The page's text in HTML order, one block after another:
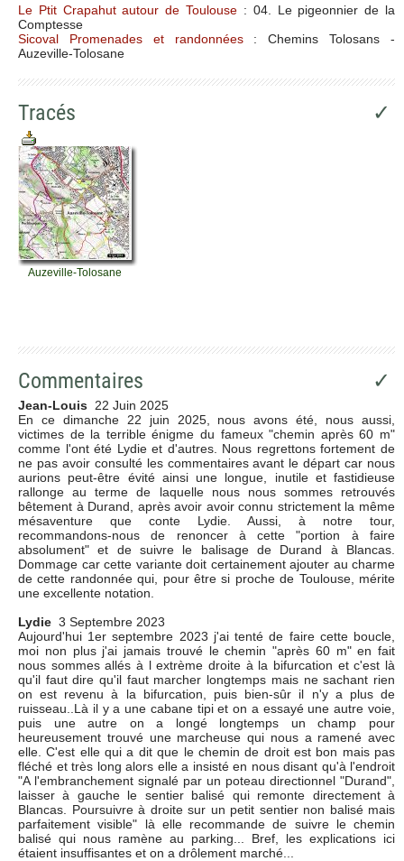
Le Ptit Crapahut autour de Toulouse : 04. Le pigeonnier de la
Comptesse
Sicoval Promenades et randonnées: Chemins Tolosans -
Auzeville-Tolosane
Tracés ✓
Auzeville-Tolosane
Commentaires ✓
Jean-Louis 22 Juin 2025
En ce dimanche 22 juin 2025, nous avons été, nous aussi,
victimes de la terrible énigme du fameux "chemin après 60 m"
comme l'ont été Lydie et d'autres. Nous regrettons fortement de
ne pas avoir consulté les commentaires avant le départ car nous
aurions peut-être évité ainsi une longue, inutile et fastidieuse
rallonge au terme de laquelle nous nous sommes retrouvés
bêtement à Durand, après avoir avoir connu strictement la même
mésaventure que conte Lydie. Aussi, à notre tour,
recommandons-nous de renoncer à cette "portion à faire
absolument" et de suivre le balisage de Durand à Blancas.
Dommage car cette variante doit certainement ajouter au charme
de cette randonnée qui, pour être si proche de Toulouse, mérite
une excellente notation.
Lydie 3 Septembre 2023
Aujourd'hui 1er septembre 2023 j'ai tenté de faire cette boucle,
moi non plus j'ai jamais trouvé le chemin "après 60 m" en fait
nous sommes allés à l extrème droite à la bifurcation et c'est là
qu'il faut dire qu'il faut marcher longtemps mais ne sachant rien
on est revenu à la bifurcation, puis bien-sûr il n'y a plus de
ruisseau..Là il y a une cabane tipi et on a essayé une autre voie,
puis une autre on a longé longtemps un champ pour
heureusement trouvé une marcheuse qui nous a ramené avec
elle. C'est elle qui a dit que le chemin de droit est bon mais pas
fléché et très long alors elle a insisté en nous disant qu'à l'endroit
"A l'embranchement signalé par un poteau directionnel "Durand",
laisser à gauche le sentier balisé qui remonte directement à
Blancas. Poursuivre à droite sur un petit sentier non balisé mais
parfaitement visible" là elle recommande de suivre le chemin
balisé qui nous ramène au parking... Bref, les explications ici
étaient insuffisantes et on a drôlement marché...